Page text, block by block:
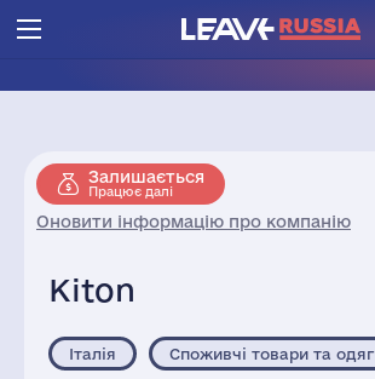
Залишається
Працює далі
Оновити інформацію про компанію
Kiton
Італія Споживчі товари та одяг